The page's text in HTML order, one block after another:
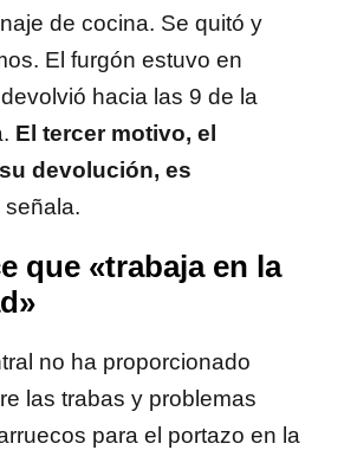
de cocina. Se quitó y
El furgón estuvo en
hacia las 9 de la
El tercer motivo, el
devolución, es
señala.
que «trabaja en la
no ha proporcionado
las trabas y problemas
para el portazo en la